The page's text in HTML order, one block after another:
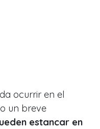
ocurrir en el
un breve
estancar en